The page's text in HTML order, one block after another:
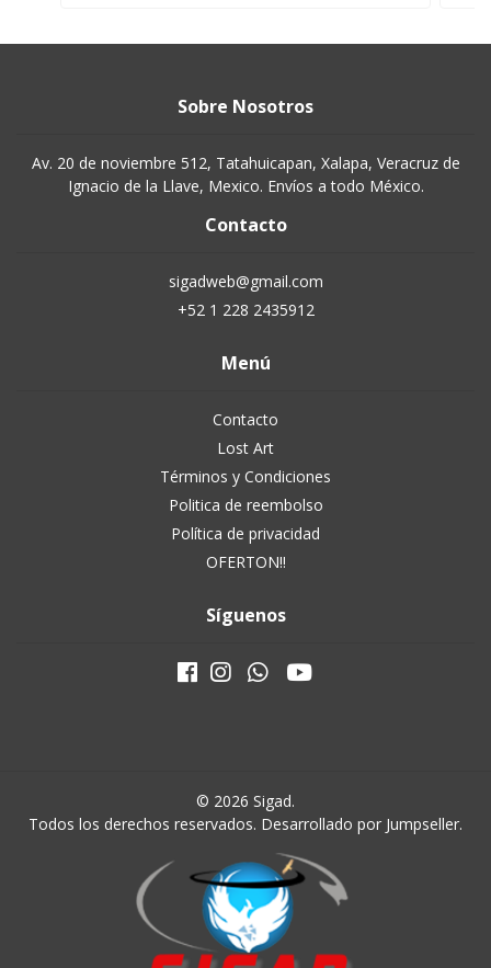
Sobre Nosotros
Av. 20 de noviembre 512, Tatahuicapan, Xalapa, Veracruz de
Ignacio de la Llave, Mexico. Envíos a todo México.
Contacto
sigadweb@gmail.com
+52 1 228 2435912
Menú
Contacto
Lost Art
Términos y Condiciones
Politica de reembolso
Política de privacidad
OFERTON!!
Síguenos
© 2026 Sigad.
Todos los derechos reservados. Desarrollado por Jumpseller.